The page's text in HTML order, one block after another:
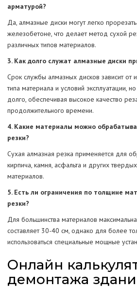
арматурой?
Да, алмазные диски могут легко
железобетоне, что делает метод сухой
различных типов материалов.
3. Как долго служат алмазные диски
Срок службы алмазных дисков зависит от
типа материала и условий эксплуатации,
долго, обеспечивая высокое качество
продолжительного времени.
4. Какие материалы можно
резки?
Сухая алмазная резка применяется для
кирпича, камня, асфальта и других
материалов.
5. Есть ли ограничения по толщине
резки?
Для большинства материалов
составляет 30-40 см, однако для более
использоваться специальные мощные
Онлайн
демонтажа